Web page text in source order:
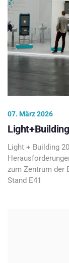
07. März 2026
Light + Building
zum Zentrum der
Stand E41